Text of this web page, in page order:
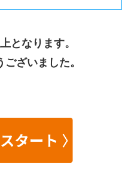
となります。
ざいました。